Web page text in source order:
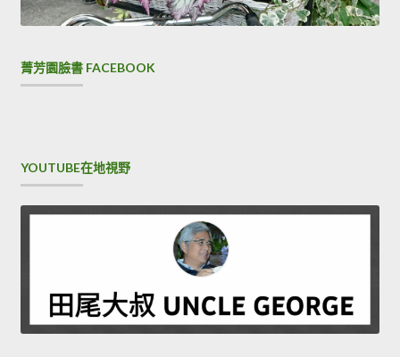
菁芳園臉書 FACEBOOK
YOUTUBE在地視野